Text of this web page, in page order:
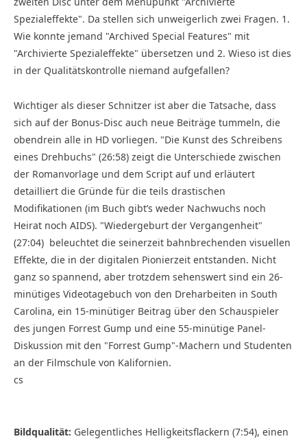
Spezialeffekte". Da stellen sich unweigerlich zwei Fragen. 1.
Wie konnte jemand "Archived Special Features" mit
"Archivierte Spezialeffekte" übersetzen und 2. Wieso ist dies
in der Qualitätskontrolle niemand aufgefallen?
Wichtiger als dieser Schnitzer ist aber die Tatsache, dass
sich auf der Bonus-Disc auch neue Beiträge tummeln, die
obendrein alle in HD vorliegen. "Die Kunst des Schreibens
eines Drehbuchs" (26:58) zeigt die Unterschiede zwischen
der Romanvorlage und dem Script auf und erläutert
detailliert die Gründe für die teils drastischen
Modifikationen (im Buch gibt’s weder Nachwuchs noch
Heirat noch AIDS). "Wiedergeburt der Vergangenheit"
(27:04) beleuchtet die seinerzeit bahnbrechenden visuellen
Effekte, die in der digitalen Pionierzeit entstanden. Nicht
ganz so spannend, aber trotzdem sehenswert sind ein 26-
minütiges Videotagebuch von den Dreharbeiten in South
Carolina, ein 15-minütiger Beitrag über den Schauspieler
des jungen Forrest Gump und eine 55-minütige Panel-
Diskussion mit den "Forrest Gump"-Machern und Studenten
an der Filmschule von Kalifornien.
cs
Bildqualität: Gelegentliches Helligkeitsflackern (7:54), einen